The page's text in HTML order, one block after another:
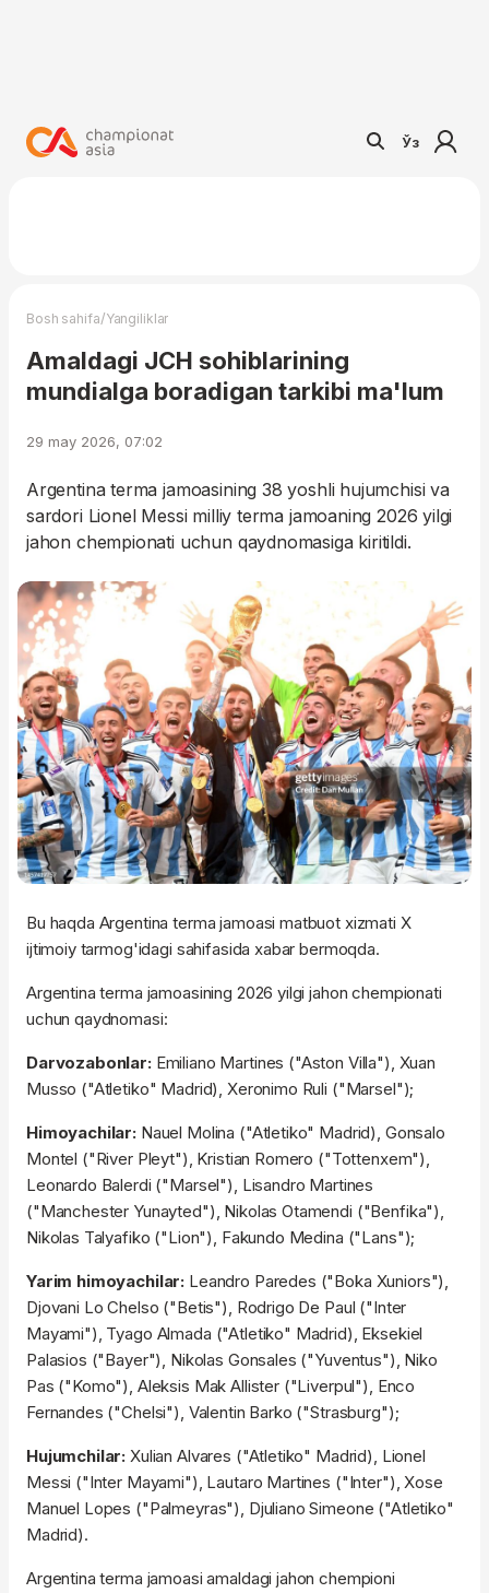
Ўз
Bosh sahifa/Yangiliklar
Amaldagi JCH sohiblarining
mundialga boradigan tarkibi ma'lum
29 may 2026, 07:02
Argentina terma jamoasining 38 yoshli hujumchisi va
sardori Lionel Messi milliy terma jamoaning 2026 yilgi
jahon chempionati uchun qaydnomasiga kiritildi.
Bu haqda Argentina terma jamoasi matbuot xizmati X
ijtimoiy tarmog'idagi sahifasida xabar bermoqda.
Argentina terma jamoasining 2026 yilgi jahon chempionati
uchun qaydnomasi:
Darvozabonlar:Emiliano Martines ("Aston Villa"), Xuan
Musso ("Atletiko" Madrid), Xeronimo Ruli ("Marsel");
Himoyachilar: Nauel Molina ("Atletiko" Madrid), Gonsalo
Montel ("River Pleyt"), Kristian Romero ("Tottenxem"),
Leonardo Balerdi ("Marsel"), Lisandro Martines
("Manchester Yunayted"), Nikolas Otamendi ("Benfika"),
Nikolas Talyafiko ("Lion"), Fakundo Medina ("Lans");
Yarim himoyachilar: Leandro Paredes ("Boka Xuniors"),
Djovani Lo Chelso ("Betis"), Rodrigo De Paul ("Inter
Mayami"), Tyago Almada ("Atletiko" Madrid), Eksekiel
Palasios ("Bayer"), Nikolas Gonsales ("Yuventus"), Niko
Pas ("Komo"), Aleksis Mak Allister ("Liverpul"), Enco
Fernandes ("Chelsi"), Valentin Barko ("Strasburg");
Hujumchilar: Xulian Alvares ("Atletiko" Madrid), Lionel
Messi ("Inter Mayami"), Lautaro Martines ("Inter"), Xose
Manuel Lopes ("Palmeyras"), Djuliano Simeone ("Atletiko"
Madrid).
Argentina terma jamoasi amaldagi jahon chempioni